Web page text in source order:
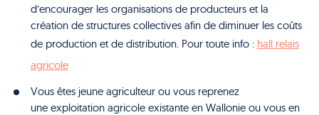
d’encourager les organisations de producteurs et la
création de structures collectives afin de diminuer les coûts
de production et de distribution. Pour toute info : hall relais
agricole
Vous êtes jeune agriculteur ou vous reprenez
une exploitation agricole existante en Wallonie ou vous en